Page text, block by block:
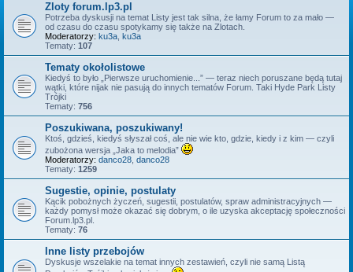
Zloty forum.lp3.pl
Potrzeba dyskusji na temat Listy jest tak silna, że łamy Forum to za mało —
od czasu do czasu spotykamy się także na Zlotach.
Moderatorzy: ku3a ku3a
Tematy: 107
Tematy okołolistowe
Kiedyś to było „Pierwsze uruchomienie...” — teraz niech poruszane będą tutaj
wątki, które nijak nie pasują do innych tematów Forum. Taki Hyde Park Listy
Trójki
Tematy: 756
Poszukiwana, poszukiwany!
Ktoś, gdzieś, kiedyś słyszał coś, ale nie wie kto, gdzie, kiedy i z kim — czyli
zubożona wersja „Jaka to melodia”
Moderatorzy: danco28 danco28
Tematy: 1259
Sugestie, opinie, postulaty
Kącik pobożnych życzeń, sugestii, postulatów, spraw administracyjnych —
każdy pomysł może okazać się dobrym, o ile uzyska akceptację społeczności
Forum.lp3.pl.
Tematy: 76
Inne listy przebojów
Dyskusje wszelakie na temat innych zestawień, czyli nie samą Listą